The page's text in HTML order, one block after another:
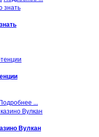
...
Вулкан